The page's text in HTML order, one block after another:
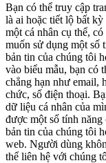
Bạn có thể truy cập
là ai hoặc tiết lộ bất
một cá nhân cụ thể,
muốn sử dụng một số
bản tin của chúng tôi
vào biểu mẫu, bạn có
chẳng hạn như email,
chức, số điện thoại.
dữ liệu cá nhân của
được một số tính
bản tin của chúng tôi
web. Người dùng
thể liên hệ với chúng